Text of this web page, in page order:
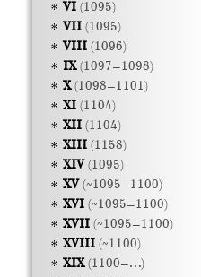
VI(1095)
VII(1095)
VIII(1096)
IX(1097–1098)
X(1098–1101)
XI(1104)
XII(1104)
XIII(1158)
XIV(1095)
XV(~1095–1100)
XVI(~1095–1100)
XVII(~1095–1100)
XVIII(~1100)
XIX(1100–…)